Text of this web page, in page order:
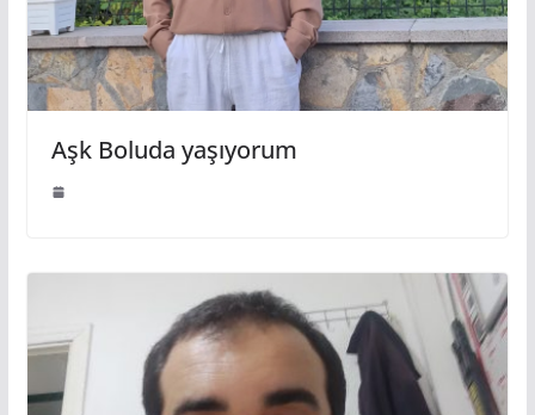
Aşk Boluda yaşıyorum